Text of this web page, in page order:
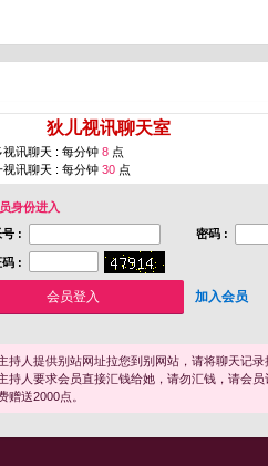
狄儿视讯聊天室
视讯聊天 : 每分钟 8 点
视讯聊天 : 每分钟 30 点
身份进入
号 :
密码 :
码 :
加入会员
持人提供别站网址拉您到别网站，请将聊天记
持人要求会员直接汇钱给她，请勿汇钱，请会
赠送2000点。